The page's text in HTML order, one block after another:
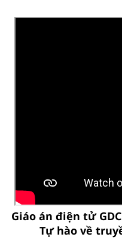
Giáo án điện tử
Tự hào về